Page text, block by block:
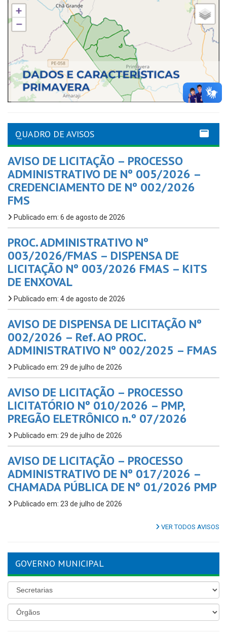
QUADRO DE AVISOS
AVISO DE LICITAÇÃO – PROCESSO
ADMINISTRATIVO DE Nº 005/2026 –
CREDENCIAMENTO DE Nº 002/2026
FMS
Publicado em: 6 de agosto de 2026
PROC. ADMINISTRATIVO Nº
003/2026/FMAS – DISPENSA DE
LICITAÇÃO Nº 003/2026 FMAS – KITS
DE ENXOVAL
Publicado em: 4 de agosto de 2026
AVISO DE DISPENSA DE LICITAÇÃO Nº
002/2026 – Ref. AO PROC.
ADMINISTRATIVO Nº 002/2025 – FMAS
Publicado em: 29 de julho de 2026
AVISO DE LICITAÇÃO – PROCESSO
LICITATÓRIO Nº 010/2026 – PMP,
PREGÃO ELETRÔNICO n.º 07/2026
Publicado em: 29 de julho de 2026
AVISO DE LICITAÇÃO – PROCESSO
ADMINISTRATIVO DE Nº 017/2026 –
CHAMADA PÚBLICA DE Nº 01/2026 PMP
Publicado em: 23 de julho de 2026
VER TODOS AVISOS
GOVERNO MUNICIPAL